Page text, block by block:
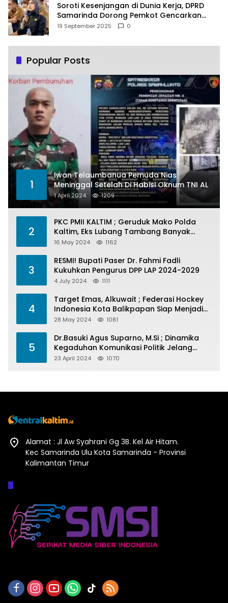
Soroti Kesenjangan di Dunia Kerja, DPRD
Samarinda Dorong Pemkot Gencarkan
Pemberdayaan Perempuan
19 September 2025 0
Popular Posts
1
Iwan Telaumbanua Pemuda Nias
Meninggal Setelah Di Habisi Oknum TNI AL
1 April 2024 1209
2
PKC PMII KALTIM ; Geruduk Mako Polda
Kaltim, Eks Lubang Tambang Banyak
Menelan Korban
16 May 2024 1162
3
RESMI! Bupati Paser Dr. Fahmi Fadli
Kukuhkan Pengurus DPP LAP 2024-2029
4 July 2024 1111
4
Target Emas, Alkuwait ; Federasi Hockey
Indonesia Kota Balikpapan Siap Menjadi
Barometer Prestasi Di Kaltim
28 May 2024 1081
5
Dr.Basuki Agus Suparno, M.Si ; Dinamika
Kegaduhan Komunikasi Politik Jelang
Pesta Politik 2024
23 April 2024 1070
Alamat : Jl Aw Syahrani Gg 3B. Kel Air Hitam.
Kec Samarinda Ulu Kota Samarinda - Provinsi
Kalimantan Timur